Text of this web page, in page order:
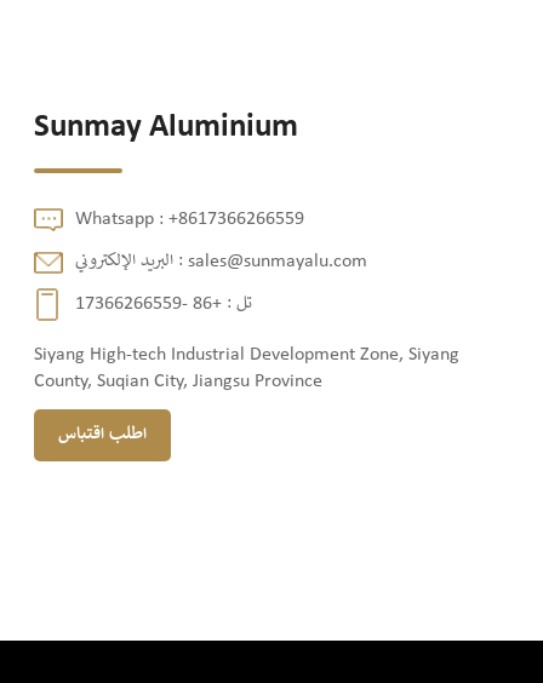
Sunmay Aluminium
Whatsapp :+8617366266559
البريد الإلكتروني :sales@sunmayalu.com
تل : +86 -17366266559
Siyang High-tech Industrial Development Zone, Siyang
County, Suqian City, Jiangsu Province
اطلب اقتباس